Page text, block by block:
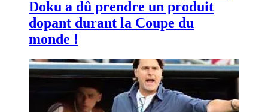
Doku a dû prendre un produit
dopant durant la Coupe du
monde !